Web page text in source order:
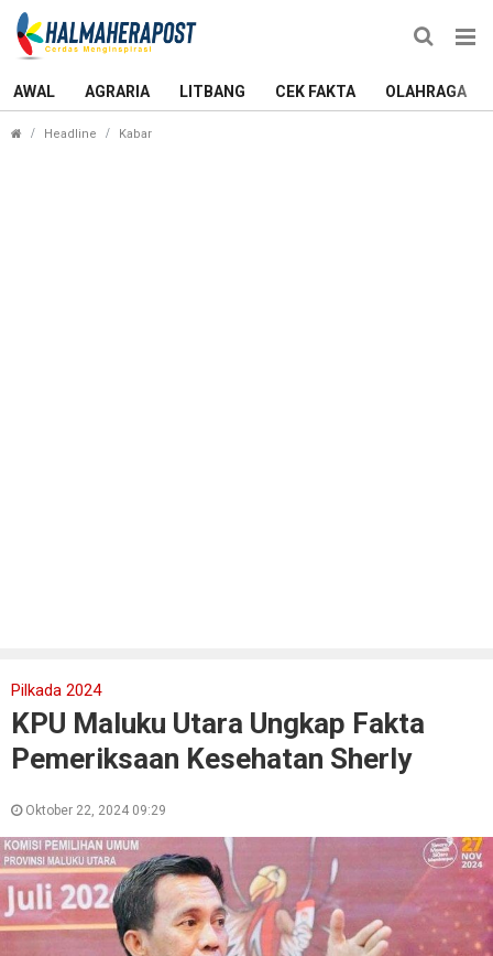
AWAL AGRARIA LITBANG CEK FAKTA OLAHRAGA
Headline Kabar
Pilkada 2024
KPU Maluku Utara Ungkap Fakta
Pemeriksaan Kesehatan Sherly
Oktober 22, 2024 09:29